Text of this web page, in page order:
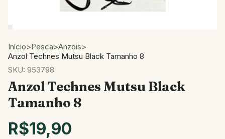
Início>Pesca>Anzois>
Anzol Technes Mutsu Black Tamanho 8
SKU: 953798
Anzol Technes Mutsu Black
Tamanho 8
R$19,90